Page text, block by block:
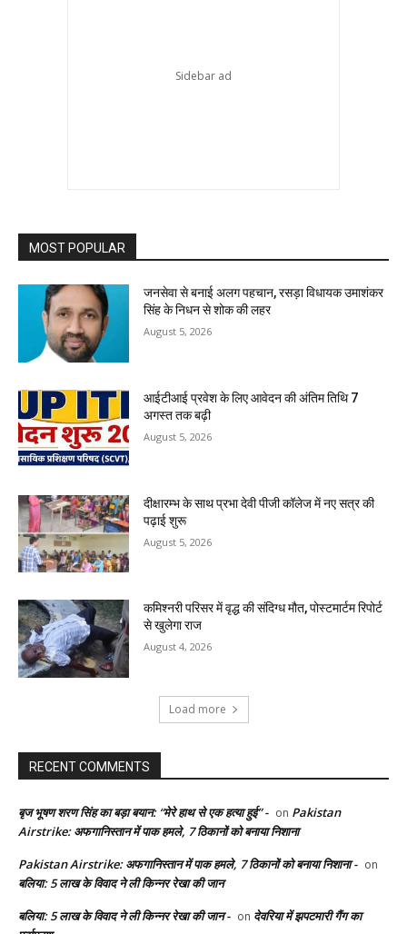
MOST POPULAR
जनसेवा से बनाई अलग पहचान, रसड़ा विधायक उमाशंकर
सिंह के निधन से शोक की लहर
August 5, 2026
आईटीआई प्रवेश के लिए आवेदन की अंतिम तिथि 7
अगस्त तक बढ़ी
August 5, 2026
दीक्षारम्भ के साथ प्रभा देवी पीजी कॉलेज में नए सत्र की
पढ़ाई शुरू
August 5, 2026
कमिश्नरी परिसर में वृद्ध की संदिग्ध मौत, पोस्टमार्टम रिपोर्ट
से खुलेगा राज
August 4, 2026
Load more
RECENT COMMENTS
बृज भूषण शरण सिंह का बड़ा बयान: “मेरे हाथ से एक हत्या हुई” - on Pakistan
Airstrike: अफगानिस्तान में पाक हमले, 7 ठिकानों को बनाया निशाना
Pakistan Airstrike: अफगानिस्तान में पाक हमले, 7 ठिकानों को बनाया निशाना - on
बलिया: 5 लाख के विवाद ने ली किन्नर रेखा की जान
बलिया: 5 लाख के विवाद ने ली किन्नर रेखा की जान - on देवरिया में झपटमारी गैंग का